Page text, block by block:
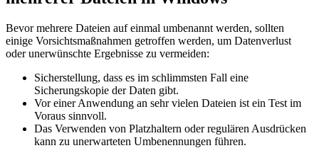
Bevor mehrere Dateien auf einmal umbenannt werden, sollten
einige Vorsichtsmaßnahmen getroffen werden, um Datenverlust
oder unerwünschte Ergebnisse zu vermeiden:
Sicherstellung, dass es im schlimmsten Fall eine
Sicherungskopie der Daten gibt.
Vor einer Anwendung an sehr vielen Dateien ist ein Test im
Voraus sinnvoll.
Das Verwenden von Platzhaltern oder regulären Ausdrücken
kann zu unerwarteten Umbenennungen führen.